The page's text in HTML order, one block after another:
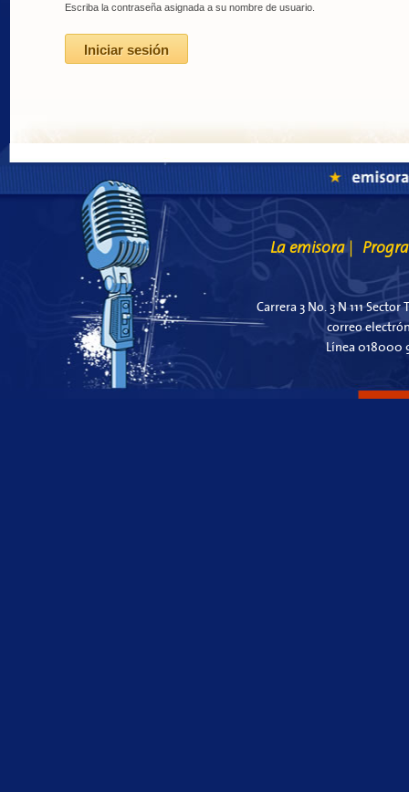
Escriba la contraseña asignada a su nombre de usuario.
La emisora
Carrera 3 No. 3 N 111
correo
Línea 018000